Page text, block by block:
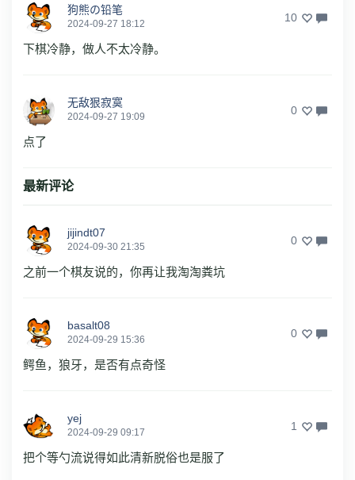
狗熊の铅笔
2024-09-27 18:12 10
下棋冷静，做人不太冷静。
无敌狠寂寞
2024-09-27 19:09 0
点了
最新评论
jijindt07
2024-09-30 21:35 0
之前一个棋友说的，你再让我淘淘粪坑
basalt08
2024-09-29 15:36 0
鳄鱼，狼牙，是否有点奇怪
yej
2024-09-29 09:17 1
把个等勺流说得如此清新脱俗也是服了